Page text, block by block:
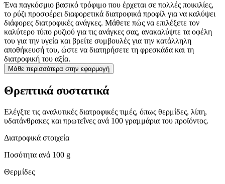
Ένα παγκόσμιο βασικό τρόφιμο που έρχεται σε πολλές ποικιλίες,
το ρύζι προσφέρει διαφορετικά διατροφικά προφίλ για να καλύψει
διάφορες διατροφικές ανάγκες. Μάθετε πώς να επιλέξετε τον
καλύτερο τύπο ρυζιού για τις ανάγκες σας, ανακαλύψτε τα οφέλη
του για την υγεία και βρείτε συμβουλές για την κατάλληλη
αποθήκευσή του, ώστε να διατηρήσετε τη φρεσκάδα και τη
διατροφική του αξία.
Μάθε περισσότερα στην εφαρμογή
Θρεπτικά συστατικά
Ελέγξτε τις αναλυτικές διατροφικές τιμές, όπως θερμίδες, λίπη,
υδατάνθρακες και πρωτεΐνες ανά 100 γραμμάρια του προϊόντος.
Διατροφικά στοιχεία
Ποσότητα ανά 100 g
Θερμίδες